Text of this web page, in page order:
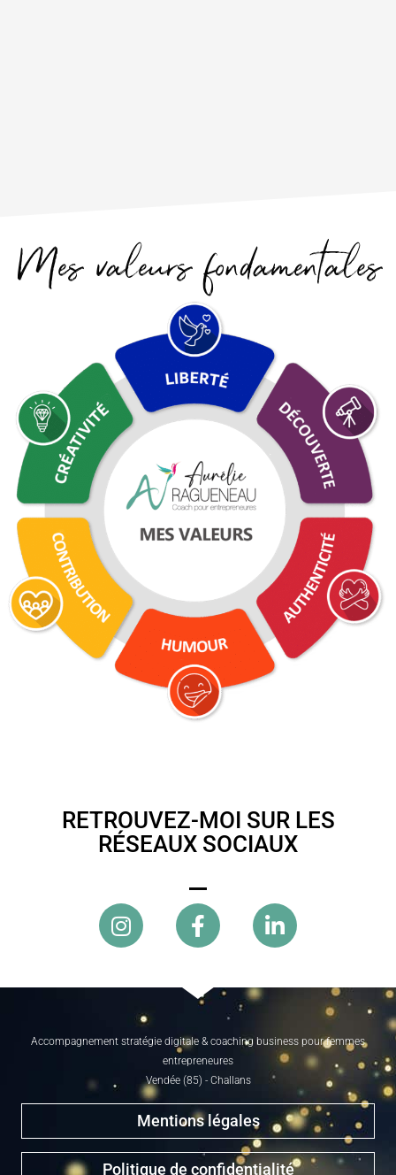
Mes valeurs fondamentales
RETROUVEZ-MOI SUR LES
RÉSEAUX SOCIAUX
Accompagnement stratégie digitale & coaching business pour femmes
entrepreneures
Vendée (85) - Challans
Mentions légales
Politique de confidentialité